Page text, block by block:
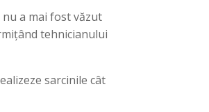
a mai fost văzut
tehnicianului
sarcinile cât